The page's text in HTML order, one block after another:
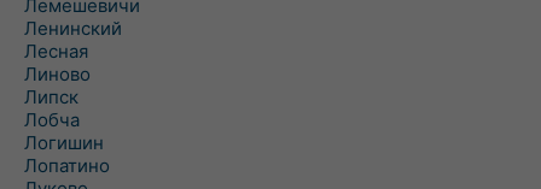
Лемешевичи
Ленинский
Лесная
Линово
Липск
Лобча
Логишин
Лопатино